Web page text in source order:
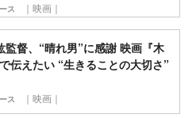
ス ｜映画｜
監督、“晴れ男”に感謝 映画『木
伝えたい “生きることの大切さ”
ス ｜映画｜